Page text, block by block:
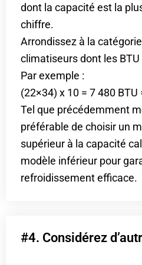
dont la capacité est la
chiffre.
Arrondissez à la
climatiseurs dont les
Par exemple :
(22×34) x 10 = 7 480 BTU
Tel que précédemment
préférable de choisir un
supérieur à la capacité
modèle inférieur pour
refroidissement efficace.
#4. Considérez